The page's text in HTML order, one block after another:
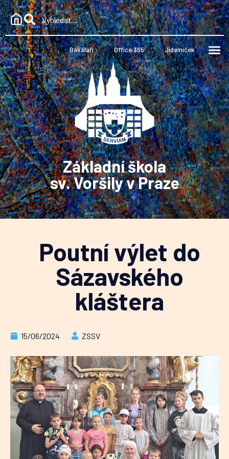
Bakaláři Office 365 Jídelníček
Základní škola
sv. Voršily v Praze
Poutní výlet do
Sázavského
kláštera
15/06/2024 ZSSV